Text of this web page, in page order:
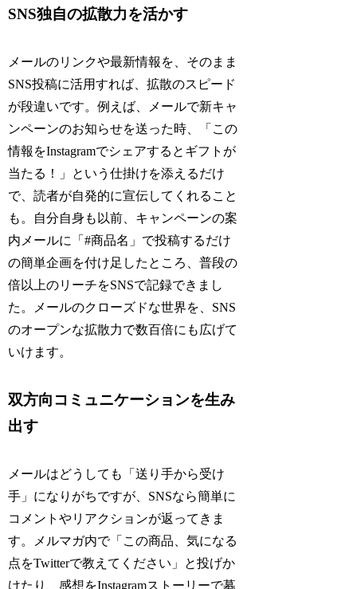
SNS独自の拡散力を活かす
メールのリンクや最新情報を、そのまま
SNS投稿に活用すれば、拡散のスピード
が段違いです。例えば、メールで新キャ
ンペーンのお知らせを送った時、「この
情報をInstagramでシェアするとギフトが
当たる！」という仕掛けを添えるだけ
で、読者が自発的に宣伝してくれること
も。自分自身も以前、キャンペーンの案
内メールに「#商品名」で投稿するだけ
の簡単企画を付け足したところ、普段の
倍以上のリーチをSNSで記録できまし
た。メールのクローズドな世界を、SNS
のオープンな拡散力で数百倍にも広げて
いけます。
双方向コミュニケーションを生み
出す
メールはどうしても「送り手から受け
手」になりがちですが、SNSなら簡単に
コメントやリアクションが返ってきま
す。メルマガ内で「この商品、気になる
点をTwitterで教えてください」と投げか
けたり、感想をInstagramストーリーで募